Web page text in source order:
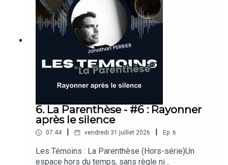
6. La Parenthèse - #6 : Rayonner
après le silence
07:44 vendredi 31 juillet 2026 Ep. 6
Les Témoins : La Parenthèse (Hors-série)Un
espace hors du temps, sans règle ni